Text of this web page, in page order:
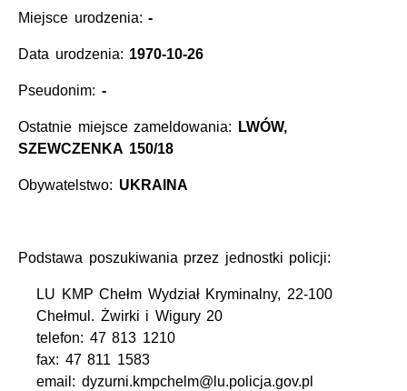
Miejsce urodzenia:-
Data urodzenia: 1970-10-26
Pseudonim: -
Ostatnie miejsce zameldowania:
LWÓW,
SZEWCZENKA 150/18
Obywatelstwo: UKRAINA
Podstawa poszukiwania przez jednostki policji:
LU KMP Chełm Wydział Kryminalny, 22-100
Chełmul. Żwirki i Wigury 20
telefon: 47 813 1210
fax: 47 811 1583
email: dyzurni.kmpchelm@lu.policja.gov.pl